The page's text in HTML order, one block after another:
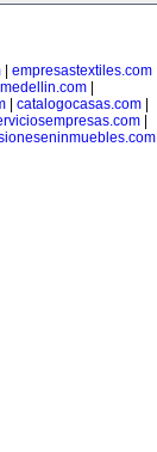
| empresastextiles.com|
catalogocasas.com
|
|